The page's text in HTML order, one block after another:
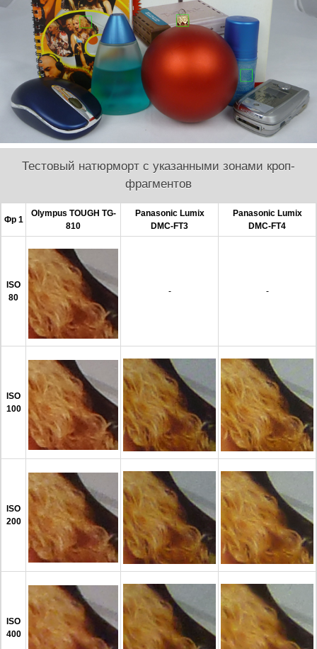
Тестовый натюрморт с указанными зонами кроп-
фрагментов
Фр 1
Olympus TOUGH TG-
810
Panasonic Lumix
DMC-FT3
Panasonic Lumix
DMC-FT4
ISO
80
- -
ISO
100
ISO
200
ISO
400